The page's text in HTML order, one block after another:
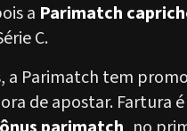
a Parimatch
C.
Parimatch tem
de apostar. Fartura